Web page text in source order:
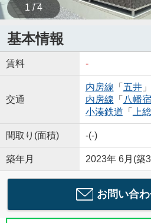
1 / 4
基本情報
賃料 -
交通
内房線 「 五井
内房線 「 八幡宿
小湊鉄道 「 上
間取り(面積) -(-)
築年月 2023年 6月(築
お問い合